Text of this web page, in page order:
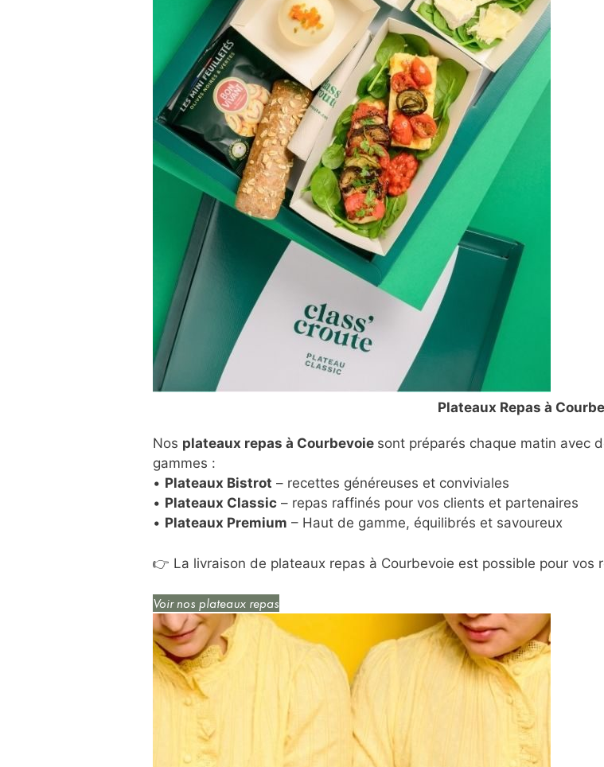
Plateaux Repas à
Nos plateaux repas à Courbevoie sont préparés chaque matin avec
gammes :
• Plateaux Bistrot – recettes généreuses et conviviales
• Plateaux Classic – repas raffinés pour vos clients et partenaires
• Plateaux Premium – Haut de gamme, équilibrés et savoureux
👉 La livraison de plateaux repas à Courbevoie est possible pour vos
Voir nos plateaux repas